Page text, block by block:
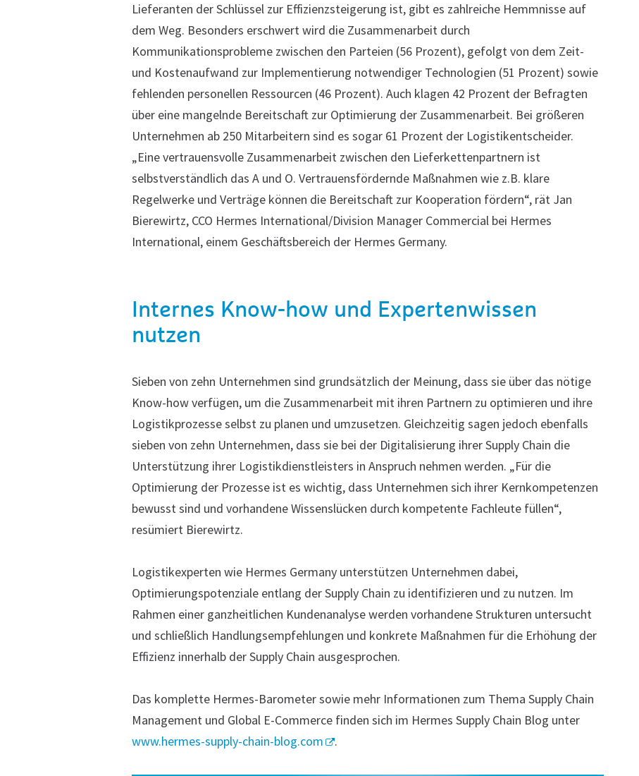
Lieferanten der Schlüssel zur Effizienzsteigerung ist, gibt es zahlreiche Hemmnisse auf
dem Weg. Besonders erschwert wird die Zusammenarbeit durch
Kommunikationsprobleme zwischen den Parteien (56 Prozent), gefolgt von dem Zeit-
und Kostenaufwand zur Implementierung notwendiger Technologien (51 Prozent) sowie
fehlenden personellen Ressourcen (46 Prozent). Auch klagen 42 Prozent der Befragten
über eine mangelnde Bereitschaft zur Optimierung der Zusammenarbeit. Bei größeren
Unternehmen ab 250 Mitarbeitern sind es sogar 61 Prozent der Logistikentscheider.
„Eine vertrauensvolle Zusammenarbeit zwischen den Lieferkettenpartnern ist
selbstverständlich das A und O. Vertrauensfördernde Maßnahmen wie z.B. klare
Regelwerke und Verträge können die Bereitschaft zur Kooperation fördern“, rät Jan
Bierewirtz, CCO Hermes International/Division Manager Commercial bei Hermes
International, einem Geschäftsbereich der Hermes Germany.
Internes Know-how und Expertenwissen
nutzen
Sieben von zehn Unternehmen sind grundsätzlich der Meinung, dass sie über das nötige
Know-how verfügen, um die Zusammenarbeit mit ihren Partnern zu optimieren und ihre
Logistikprozesse selbst zu planen und umzusetzen. Gleichzeitig sagen jedoch ebenfalls
sieben von zehn Unternehmen, dass sie bei der Digitalisierung ihrer Supply Chain die
Unterstützung ihrer Logistikdienstleisters in Anspruch nehmen werden. „Für die
Optimierung der Prozesse ist es wichtig, dass Unternehmen sich ihrer Kernkompetenzen
bewusst sind und vorhandene Wissenslücken durch kompetente Fachleute füllen“,
resümiert Bierewirtz.
Logistikexperten wie Hermes Germany unterstützen Unternehmen dabei,
Optimierungspotenziale entlang der Supply Chain zu identifizieren und zu nutzen. Im
Rahmen einer ganzheitlichen Kundenanalyse werden vorhandene Strukturen untersucht
und schließlich Handlungsempfehlungen und konkrete Maßnahmen für die Erhöhung der
Effizienz innerhalb der Supply Chain ausgesprochen.
Das komplette Hermes-Barometer sowie mehr Informationen zum Thema Supply Chain
Management und Global E-Commerce finden sich im Hermes Supply Chain Blog unter
www.hermes-supply-chain-blog.com
.